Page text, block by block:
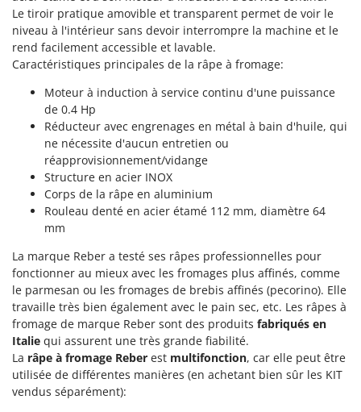
G
Générateurs d'air chaud
Godets à terre basculants pour tracteur
Groupes électrogènes
Gyrobroyeurs à lame pour tracteur
Haches - Cognées et Hachettes
Hachoirs à viande
Herses à Dents
Herses Rotatives
L
Lames à neige
Lames niveleuses pour tracteur
Lave-vitres
Lieuses électriques pour vignes
M
Machines à pâtes
Dominion
Dreame
EcoFlow
Edilmark
Effeuno
Einhell
Elegen
Energy Gruppi
Enotecnica Pillan
Eschenfelder
EuroMech
Eurosystems
F
FAC
Fama Industrie
Famag
Le tiroir pratique amovible et transparent permet de voir le
niveau à l'intérieur sans devoir interrompre la machine et le
rend facilement accessible et lavable.
Caractéristiques principales de la râpe à fromage:
Moteur à induction à service continu d'une puissance
de 0.4 Hp
Réducteur avec engrenages en métal à bain d'huile, qui
ne nécessite d'aucun entretien ou
réapprovisionnement/vidange
Structure en acier INOX
Corps de la râpe en aluminium
Rouleau denté en acier étamé 112 mm, diamètre 64
mm
La marque Reber a testé ses râpes professionnelles pour
fonctionner au mieux avec les fromages plus affinés, comme
le parmesan ou les fromages de brebis affinés (pecorino). Elle
travaille très bien également avec le pain sec, etc. Les râpes à
fromage de marque Reber sont des produits fabriqués en
Italie qui assurent une très grande fiabilité.
La râpe à fromage Reber est multifonction, car elle peut être
utilisée de différentes manières (en achetant bien sûr les KIT
vendus séparément):